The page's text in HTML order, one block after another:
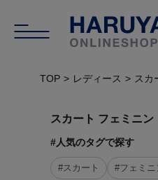
TOP レディース スカ
スカート フェミニ
#人気のタグで探す
#スカート #フェミニ